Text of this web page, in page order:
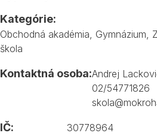
Kategórie:
Obchodná akadémia Gymnázium
škola
Kontaktná osoba:Andrej
02/54771826
IČ: 30778964